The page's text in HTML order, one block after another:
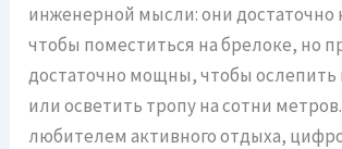
инженерной мысли: они достаточно
чтобы поместиться на брелоке, но
достаточно мощны, чтобы
или осветить тропу на сотни
любителем активного отдыха,